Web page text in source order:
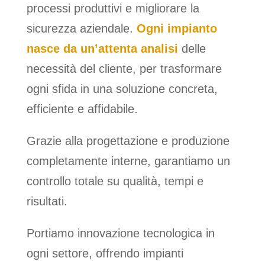
processi produttivi e migliorare la
sicurezza aziendale. Ogni impianto
nasce da un’attenta analisi delle
necessità del cliente, per trasformare
ogni sfida in una soluzione concreta,
efficiente e affidabile.
Grazie alla progettazione e produzione
completamente interne, garantiamo un
controllo totale su qualità, tempi e
risultati.
Portiamo innovazione tecnologica in
ogni settore, offrendo impianti